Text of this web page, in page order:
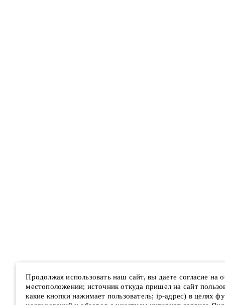
Продолжая использовать наш сайт, вы даете согласие на
местоположении; источник откуда пришел на сайт
какие кнопки нажимает пользователь; ip-адрес) в целях